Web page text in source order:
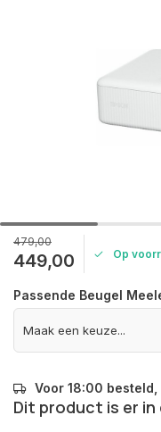
479,00
449,00 Op
Passende Beugel
Voor 18:00
Dit product is er